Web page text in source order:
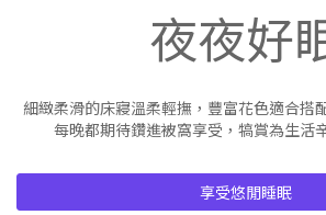
夜夜好
細緻柔滑的床寢溫柔輕撫，豐富花色適合搭
每晚都期待鑽進被窩享受，犒賞為生活
享受悠閒睡眠